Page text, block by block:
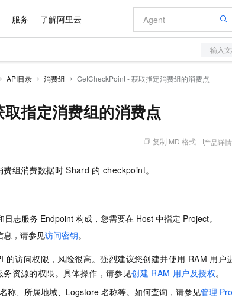
服务 了解阿里云
输入
API目录 消费组 GetCheckPoint - 获取指定消费组的消费点
指定消费组的消费点
复制 MD 格式 产品详情
费组消费数据时 Shard 的 checkpoint。
志服务 Endpoint 构成，您需要在 Host 中指定 Project。
息，请参见访问密钥。
访问权限，风险很高。强烈建议您创建并使用 RAM 用户
资源的权限。具体操作，请参见创建 RAM 用户及授权。
称、所属地域、Logstore 名称等。如何查询，请参见管理
大模型服务平台
Deepseek-v4-pro
GLM-5.2
1M上下文，专为长程任务能力而生
HappyHorse-1.1-I2V
Wan2.7-T2V
提供智能易用的域名与建站服务
人工智能平台 PAI
一站式AI开发、训练和推理服务
基于千问大模型等，支持代码智能生成、研发智能问答
容器服务 Kubernetes 版 ACK
安全可靠、弹性可伸缩的
Qwen-Audio-3.0-Realtime 端到端实时语音角色扮演
5 分钟轻松部署专属 QwenPaw
从聊天伙伴进化为能主动干活的本地数字员工
安装技能 GStack，拥有专属 AI 工程团队
输入一句话想法, 轻松生
一键购买专属联机服务
AI 特惠
至高享 1亿+免费 tokens，加速 Al 应用落地
Token Plan 模型订阅计划
Qwen3.8-Max 首发尝鲜，限时加量 10 倍，夜间低至2折
你的AI工作搭子，覆盖日常办公高频场景
万小智 AI 建站低至 15元/月
Night Plan 支持 Qwen 3.8-Max NEW
夜间 5 折，Qwen/Meoo/TokenPlan 客户专享
AI 场景体验
从图文生成到视频创作
0 代码专业建站，无忧落
AI 办公
AI智能应用，一键激活
价格计算器
自助选配和估算价格
价格优势
配置报价器
数据与 API
手机三要素
OCR 文字识别
天气预报查询
快递物流查询
企业应用
基础软件
宝塔 Linux
操作系统
Ubuntu
成为产品伙伴
产品生态伙伴
产品伙伴合作计划
弹性计算合作计划
服务生态伙伴
企业增值服务
专家技术服务
企业成长
创新中心
阿里云认证
全部认证
健康状态
最佳实践
云上奥运之旅
看见新力量
客户案例
市场活动
阿里云中企出海大会
魔搭 ModelScope
云工开物
科研合作